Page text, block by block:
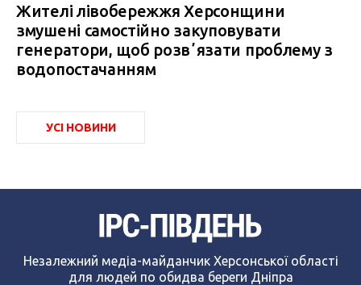
Жителі лівобережжя Херсонщини
змушені самостійно закуповувати
генератори, щоб розвʼязати проблему з
водопостачанням
УСІ НОВИНИ
Незалежний медіа-майданчик Херсонської області
для людей по обидва береги Дніпра